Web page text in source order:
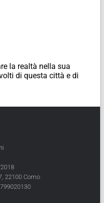
la realtà nella sua
di questa città e di
22100 Como